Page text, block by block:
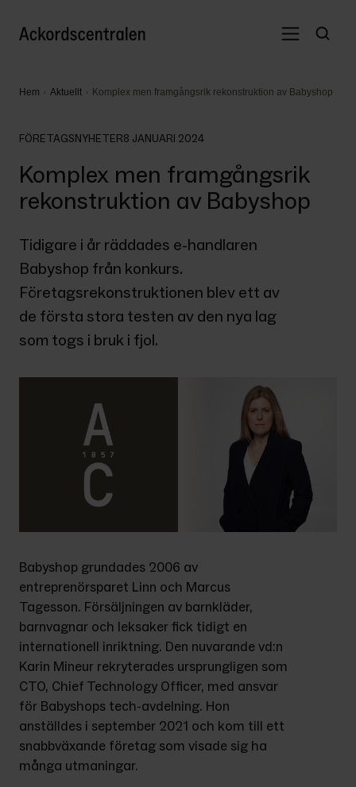
Hem Aktuellt Komplex men framgångsrik rekonstruktion av Babyshop
FÖRETAGSNYHETER8 JANUARI 2024
Komplex men framgångsrik
rekonstruktion av Babyshop
Tidigare i år räddades e-handlaren
Babyshop från konkurs.
Företagsrekonstruktionen blev ett av
de första stora testen av den nya lag
som togs i bruk i fjol.
Babyshop grundades 2006 av
entreprenörsparet Linn och Marcus
Tagesson. Försäljningen av barnkläder,
barnvagnar och leksaker fick tidigt en
internationell inriktning. Den nuvarande vd:n
Karin Mineur rekryterades ursprungligen som
CTO, Chief Technology Officer, med ansvar
för Babyshops tech-avdelning. Hon
anställdes i september 2021 och kom till ett
snabbväxande företag som visade sig ha
många utmaningar.